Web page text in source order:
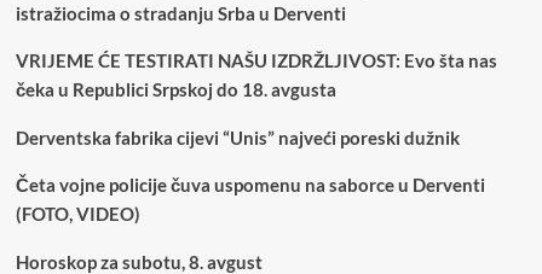
istražiocima o stradanju Srba u Derventi
VRIJEME ĆE TESTIRATI NAŠU IZDRŽLJIVOST: Evo šta nas
čeka u Republici Srpskoj do 18. avgusta
Derventska fabrika cijevi “Unis” najveći poreski dužnik
Četa vojne policije čuva uspomenu na saborce u Derventi
(FOTO, VIDEO)
Horoskop za subotu, 8. avgust